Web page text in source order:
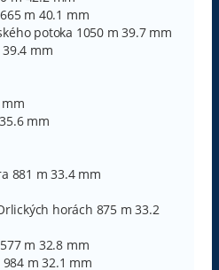
m 40.1 mm
potoka 1050 m 39.7 mm
mm
mm
881 m 33.4 mm
horách 875 m 33.2
m 32.8 mm
984 m 32.1 mm